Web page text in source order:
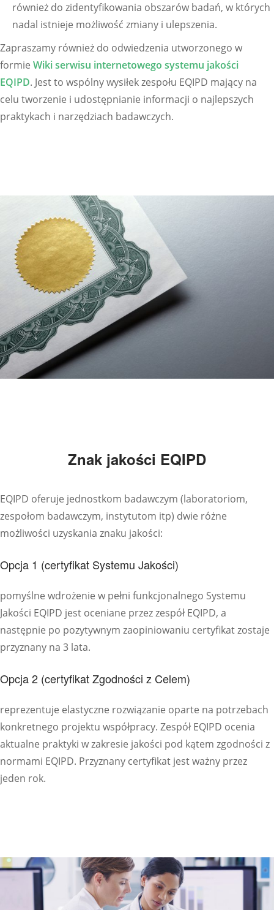
również do zidentyfikowania obszarów badań, w których
nadal istnieje możliwość zmiany i ulepszenia.
Zapraszamy również do odwiedzenia utworzonego w
formie Wiki serwisu internetowego systemu jakości
EQIPD. Jest to wspólny wysiłek zespołu EQIPD mający na
celu tworzenie i udostępnianie informacji o najlepszych
praktykach i narzędziach badawczych.
Znak jakości EQIPD
EQIPD oferuje jednostkom badawczym (laboratoriom,
zespołom badawczym, instytutom itp) dwie różne
możliwości uzyskania znaku jakości:
Opcja 1 (certyfikat Systemu Jakości)
pomyślne wdrożenie w pełni funkcjonalnego Systemu
Jakości EQIPD jest oceniane przez zespół EQIPD, a
następnie po pozytywnym zaopiniowaniu certyfikat zostaje
przyznany na 3 lata.
Opcja 2 (certyfikat Zgodności z Celem)
reprezentuje elastyczne rozwiązanie oparte na potrzebach
konkretnego projektu współpracy. Zespół EQIPD ocenia
aktualne praktyki w zakresie jakości pod kątem zgodności z
normami EQIPD. Przyznany certyfikat jest ważny przez
jeden rok.